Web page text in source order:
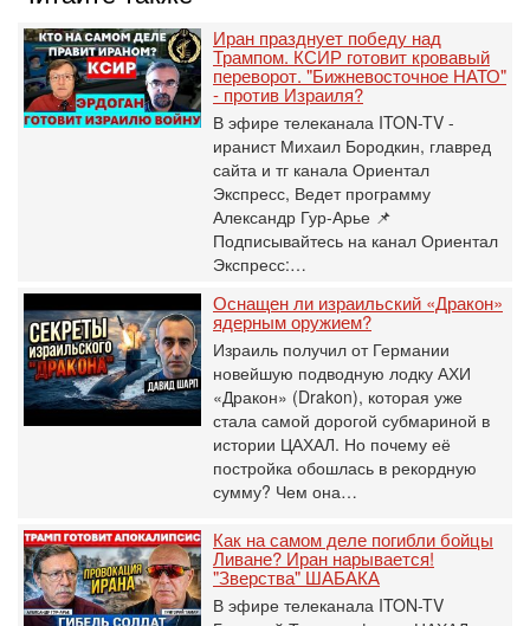
Иран празднует победу над
Трампом. КСИР готовит кровавый
переворот. "Бижневосточное НАТО"
- против Израиля?
В эфире телеканала ITON-TV -
иранист Михаил Бородкин, главред
сайта и тг канала Ориентал
Экспресс, Ведет программу
Александр Гур-Арье 📌
Подписывайтесь на канал Ориентал
Экспресс:…
Оснащен ли израильский «Дракон»
ядерным оружием?
Израиль получил от Германии
новейшую подводную лодку АХИ
«Дракон» (Drakon), которая уже
стала самой дорогой субмариной в
истории ЦАХАЛ. Но почему её
постройка обошлась в рекордную
сумму? Чем она…
Как на самом деле погибли бойцы
Ливане? Иран нарывается!
"Зверства" ШАБАКА
В эфире телеканала ITON-TV